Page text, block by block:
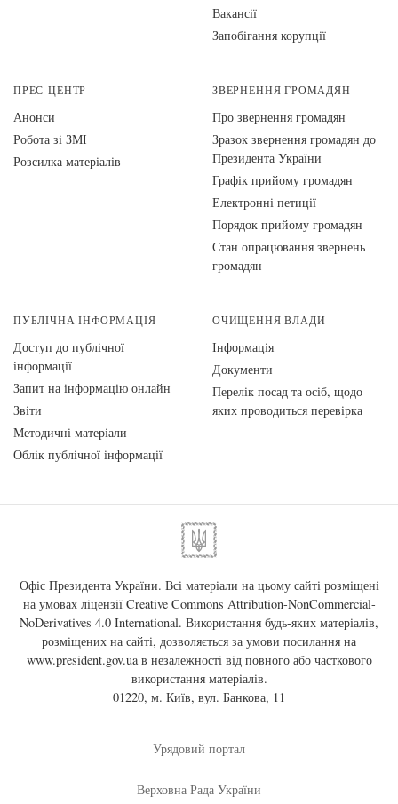
Вакансії
Запобігання корупції
ПРЕС-ЦЕНТР
Анонси
Робота зі ЗМІ
Розсилка матеріалів
ЗВЕРНЕННЯ ГРОМАДЯН
Про звернення громадян
Зразок звернення громадян до
Президента України
Графік прийому громадян
Електронні петиції
Порядок прийому громадян
Стан опрацювання звернень
громадян
ПУБЛІЧНА ІНФОРМАЦІЯ
Доступ до публічної
інформації
Запит на інформацію онлайн
Звіти
Методичні матеріали
Облік публічної інформації
ОЧИЩЕННЯ ВЛАДИ
Інформація
Документи
Перелік посад та осіб, щодо
яких проводиться перевірка
Офіс Президента України. Всі матеріали на цьому сайті розміщені
на умовах ліцензії Creative Commons Attribution-NonCommercial-
NoDerivatives 4.0 International. Використання будь-яких матеріалів,
розміщених на сайті, дозволяється за умови посилання на
www.president.gov.uaв незалежності від повного або часткового
використання матеріалів.
01220, м. Київ, вул. Банкова, 11
Урядовий портал
Верховна Рада України